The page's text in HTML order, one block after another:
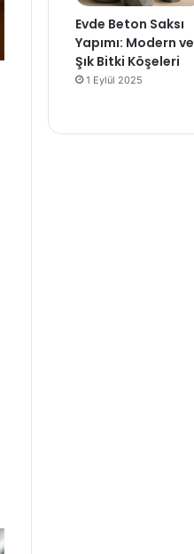
Evde Beton Saksı
Yapımı: Modern ve
Şık Bitki Köşeleri
1 Eylül 2025